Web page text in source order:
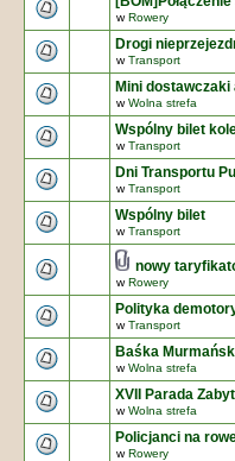
wRowery
Drogi
wTransport
Mini
wWolna strefa
Wspólny bilet
wTransport
Dni Transportu
wTransport
Wspólny bilet
wTransport
nowy
wRowery
Polityka
wTransport
Baśka
wWolna strefa
XVII Parada
wWolna strefa
Policjanci na
wRowery